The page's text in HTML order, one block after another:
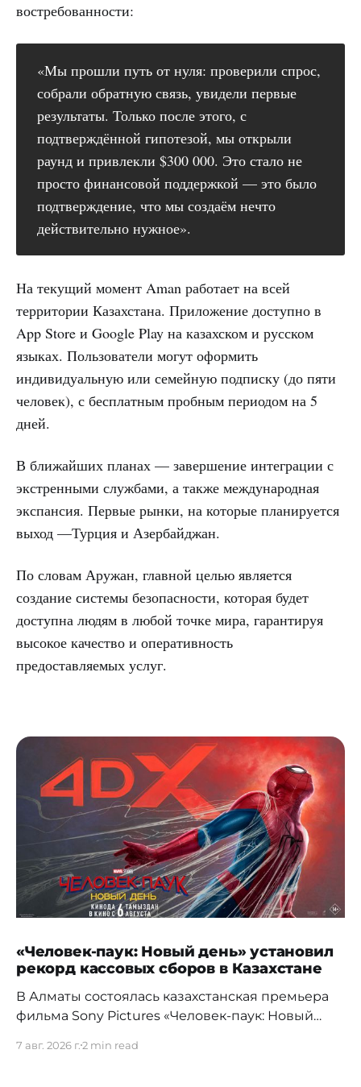
востребованности:
«Мы прошли путь от нуля: проверили спрос,
собрали обратную связь, увидели первые
результаты. Только после этого, с
подтверждённой гипотезой, мы открыли
раунд и привлекли $300 000. Это стало не
просто финансовой поддержкой — это было
подтверждение, что мы создаём нечто
действительно нужное».
На текущий момент Aman работает на всей
территории Казахстана. Приложение доступно в
App Store и Google Play на казахском и русском
языках. Пользователи могут оформить
индивидуальную или семейную подписку (до пяти
человек), с бесплатным пробным периодом на 5
дней.
В ближайших планах — завершение интеграции с
экстренными службами, а также международная
экспансия. Первые рынки, на которые планируется
выход —Турция и Азербайджан.
По словам Аружан, главной целью является
создание системы безопасности, которая будет
доступна людям в любой точке мира, гарантируя
высокое качество и оперативность
предоставляемых услуг.
«Человек-паук: Новый день» установил
рекорд кассовых сборов в Казахстане
В Алматы состоялась казахстанская премьера
фильма Sony Pictures «Человек-паук: Новый
установила новый абсолютный рекорд
7 авг. 2026 г.2 min read